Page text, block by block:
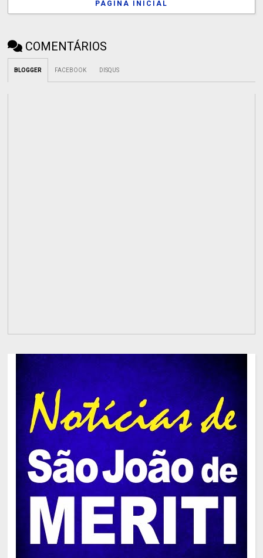
PÁGINA INICIAL
COMENTÁRIOS
BLOGGER FACEBOOK DISQUS